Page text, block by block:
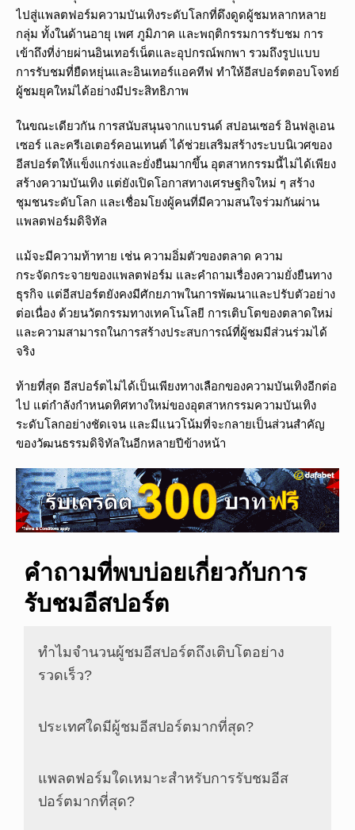
ไปสู่แพลตฟอร์มความบันเทิงระดับโลกที่ดึงดูดผู้ชมหลากหลาย
กลุ่ม ทั้งในด้านอายุ เพศ ภูมิภาค และพฤติกรรมการรับชม การ
เข้าถึงที่ง่ายผ่านอินเทอร์เน็ตและอุปกรณ์พกพา รวมถึงรูปแบบ
การรับชมที่ยืดหยุ่นและอินเทอร์แอคทีฟ ทำให้อีสปอร์ตตอบโจทย์
ผู้ชมยุคใหม่ได้อย่างมีประสิทธิภาพ
ในขณะเดียวกัน การสนับสนุนจากแบรนด์ สปอนเซอร์ อินฟลูเอน
เซอร์ และครีเอเตอร์คอนเทนต์ ได้ช่วยเสริมสร้างระบบนิเวศของ
อีสปอร์ตให้แข็งแกร่งและยั่งยืนมากขึ้น อุตสาหกรรมนี้ไม่ได้เพียง
สร้างความบันเทิง แต่ยังเปิดโอกาสทางเศรษฐกิจใหม่ ๆ สร้าง
ชุมชนระดับโลก และเชื่อมโยงผู้คนที่มีความสนใจร่วมกันผ่าน
แพลตฟอร์มดิจิทัล
แม้จะมีความท้าทาย เช่น ความอิ่มตัวของตลาด ความ
กระจัดกระจายของแพลตฟอร์ม และคำถามเรื่องความยั่งยืนทาง
ธุรกิจ แต่อีสปอร์ตยังคงมีศักยภาพในการพัฒนาและปรับตัวอย่าง
ต่อเนื่อง ด้วยนวัตกรรมทางเทคโนโลยี การเติบโตของตลาดใหม่
และความสามารถในการสร้างประสบการณ์ที่ผู้ชมมีส่วนร่วมได้
จริง
ท้ายที่สุด อีสปอร์ตไม่ได้เป็นเพียงทางเลือกของความบันเทิงอีกต่อ
ไป แต่กำลังกำหนดทิศทางใหม่ของอุตสาหกรรมความบันเทิง
ระดับโลกอย่างชัดเจน และมีแนวโน้มที่จะกลายเป็นส่วนสำคัญ
ของวัฒนธรรมดิจิทัลในอีกหลายปีข้างหน้า
คำถามที่พบบ่อยเกี่ยวกับการ
รับชมอีสปอร์ต
ทำไมจำนวนผู้ชมอีสปอร์ตถึงเติบโตอย่าง
รวดเร็ว?
ประเทศใดมีผู้ชมอีสปอร์ตมากที่สุด?
แพลตฟอร์มใดเหมาะสำหรับการรับชมอีส
ปอร์ตมากที่สุด?